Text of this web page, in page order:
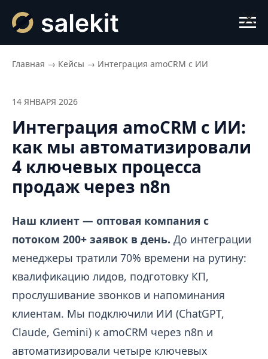
Главная → Кейсы → Интеграция amoCRM с ИИ
14 ЯНВАРЯ 2026
Интеграция amoCRM с ИИ:
как мы автоматизировали
4 ключевых процесса
продаж через n8n
Наш клиент — оптовая компания с
потоком 200+ заявок в день. До интеграции
менеджеры тратили 70% времени на рутину:
квалификацию лидов, подготовку КП,
прослушивание звонков и напоминания
клиентам. Мы подключили ИИ (ChatGPT,
Claude, Gemini) к amoCRM через n8n и
автоматизировали четыре ключевых